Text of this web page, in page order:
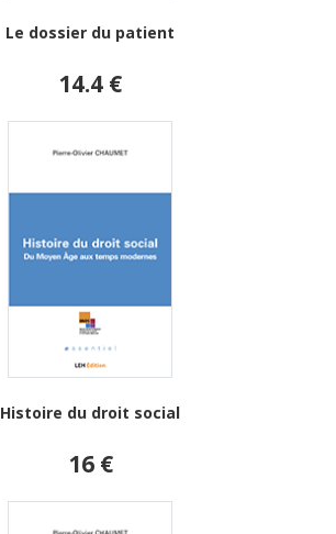
Le dossier du patient
14.4 €
Histoire du droit social
16 €